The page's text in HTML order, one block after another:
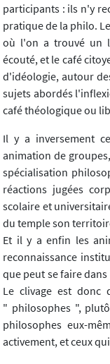
participants : ils n'y
pratique de la philo.
où l'on a trouvé un
écouté, et le café
d'idéologie, autour
sujets abordés
café théologique ou
Il y a inversement
animation de
spécialisation
réactions jugées
scolaire et
du temple son
Et il y a enfin les
reconnaissance
que peut se faire
Le clivage est
" philosophes ",
philosophes eux-
activement, et ceux